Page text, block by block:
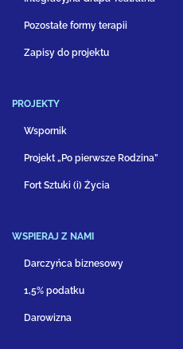
Pozostałe formy terapii
Zapisy do projektu
PROJEKTY
Wspornik
Projekt „Po pierwsze Rodzina”
Fort Sztuki (i) Życia
WSPIERAJ Z NAMI
Darczyńca biznesowy
1,5% podatku
Darowizna